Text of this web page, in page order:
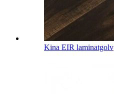
Kina EIR laminatgolv